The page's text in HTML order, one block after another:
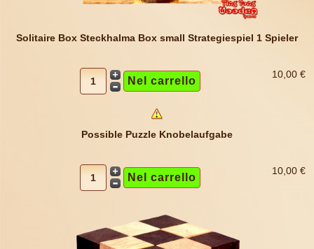
Solitaire Box Steckhalma Box small Strategiespiel 1 Spieler
10,00 €
Possible Puzzle Knobelaufgabe
10,00 €